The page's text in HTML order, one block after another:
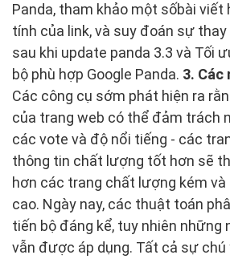
Panda, tham khảo một sốbài viết
tính của link, và suy đoán sự
sau khi update panda 3.3 và Tối
bộ phù hợp Google Panda. 3. Các
Các công cụ sớm phát hiện ra
của trang web có thể đảm trách
các vote và độ nổi tiếng - các
thông tin chất lượng tốt hơn sẽ
hơn các trang chất lượng kém
cao. Ngày nay, các thuật toán
tiến bộ đáng kể, tuy nhiên những
vẫn được áp dụng. Tất cả sự chú